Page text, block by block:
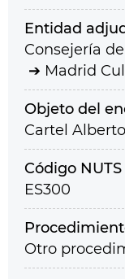
Entidad
Consejería
Madrid
Objeto del
Cartel
Código NUTS
ES300
Otro